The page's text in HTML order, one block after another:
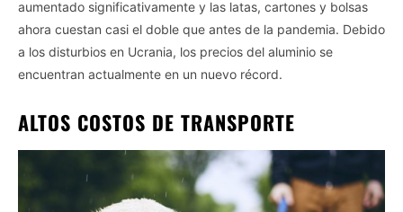
Personal Data Processing Opt Outs
I want to opt-out of the Sharing of my
Opted In
I want to opt-out of the Sale of my
Personal Data.
I want to opt-out of processing my
Personal Data for Targeted Advertising.
Opted In
aumentado significativamente y las latas, cartones y bolsas
ahora cuestan casi el doble que antes de la pandemia. Debido
a los disturbios en Ucrania, los precios del aluminio se
encuentran actualmente en un nuevo récord.
ALTOS COSTOS DE TRANSPORTE